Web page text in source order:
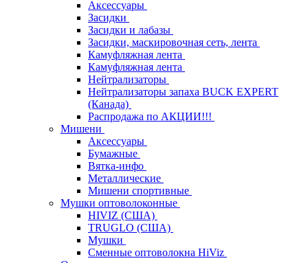
Аксессуары
Засидки
Засидки и лабазы
Засидки, маскировочная сеть, лента
Камуфляжная лента
Камуфляжная лента
Нейтрализаторы
Нейтрализаторы запаха BUCK EXPERT
(Канада)
Распродажа по АКЦИИ!!!
Мишени
Аксессуары
Бумажные
Вятка-инфо
Металлические
Мишени спортивные
Мушки оптоволоконные
HIVIZ (США)
TRUGLO (США)
Мушки
Сменные оптоволокна HiViz